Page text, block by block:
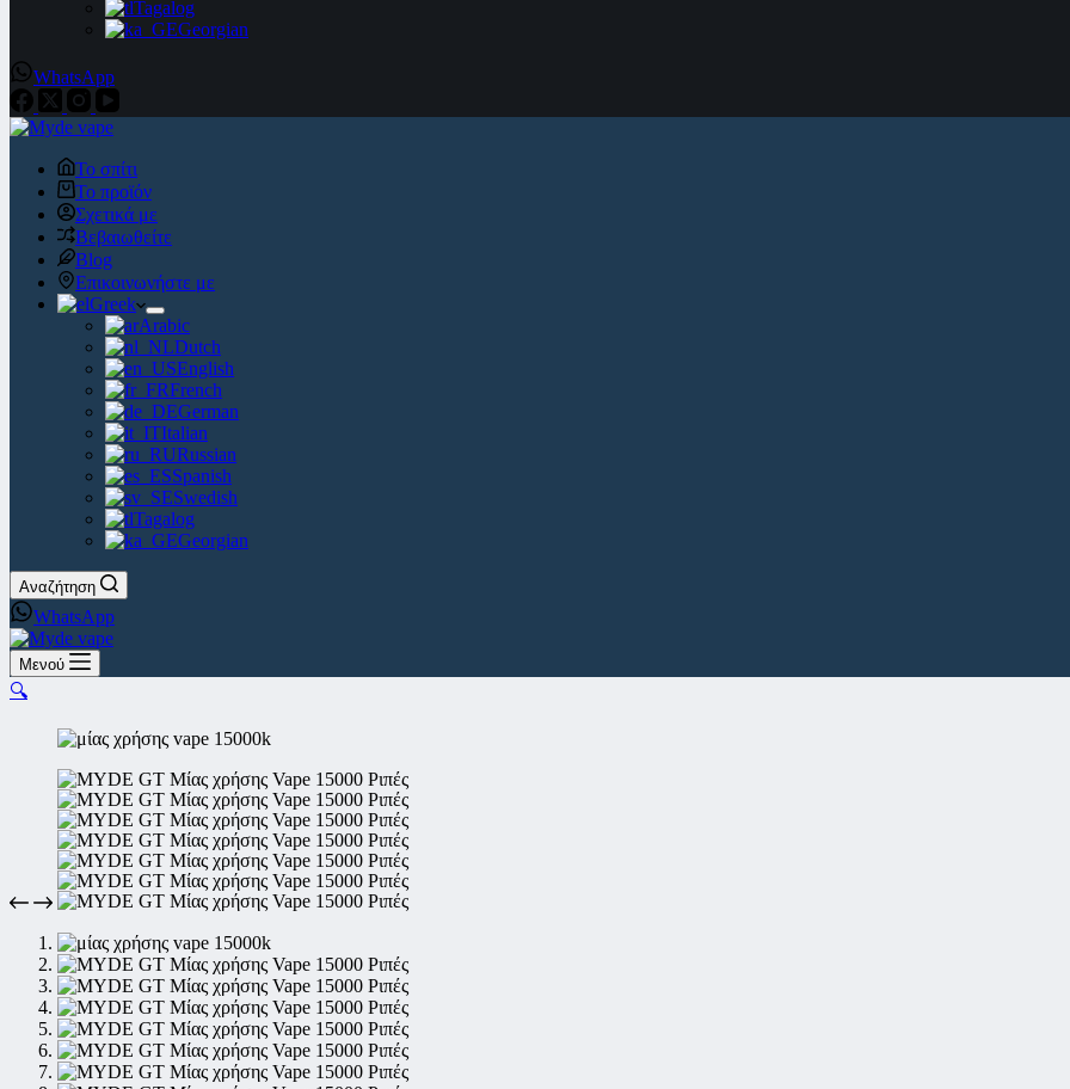
Tagalog
Georgian
WhatsApp
Το σπίτι
Το προϊόν
Σχετικά με
Βεβαιωθείτε
Blog
Επικοινωνήστε με
Greek
Arabic
Dutch
English
French
German
Italian
Russian
Spanish
Swedish
Tagalog
Georgian
Αναζήτηση
WhatsApp
Μενού
🔍